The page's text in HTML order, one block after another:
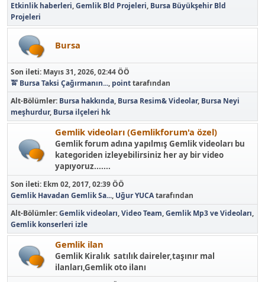
Etkinlik haberleri Gemlik Bld Projeleri Bursa Büyükşehir Bld
Projeleri
Bursa
Son ileti: Mayıs 31, 2026, 02:44 ÖÖ
🚖 Bursa Taksi Çağırmanın..., pointtarafından
Alt-Bölümler Bursa hakkında Bursa Resim& Videolar Bursa Neyi
meşhurdur Bursa ilçeleri hk
Gemlik videoları (Gemlikforum'a özel)
Gemlik forum adına yapılmış Gemlik videoları bu
kategoriden izleyebilirsiniz her ay bir video
yapıyoruz.......
Son ileti: Ekm 02, 2017, 02:39 ÖÖ
Gemlik Havadan Gemlik Sa..., Uğur YUCAtarafından
Alt-Bölümler Gemlik videoları Video Team Gemlik Mp3 ve Videoları
Gemlik konserleri izle
Gemlik ilan
Gemlik Kiralık satılık daireler,taşınır mal
ilanları,Gemlik oto ilanı